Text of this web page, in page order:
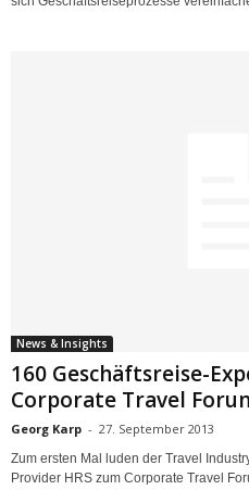
News & Insights
160 Geschäftsreise-
Corporate Travel
Georg Karp - 27. September 2013
Zum ersten Mal luden der Travel
Provider HRS zum Corporate Travel